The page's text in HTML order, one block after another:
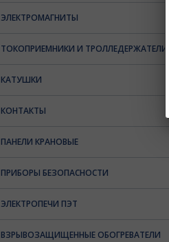
ЭЛЕКТРОМАГНИТЫ
ТОКОПРИЕМНИКИ И ТРОЛЛЕДЕРЖАТЕЛИ
КАТУШКИ
КОНТАКТЫ
ПАНЕЛИ КРАНОВЫЕ
ПРИБОРЫ БЕЗОПАСНОСТИ
ЭЛЕКТРОПЕЧИ ПЭТ
ВЗРЫВОЗАЩИЩЕННЫЕ ОБОГРЕВАТЕЛИ